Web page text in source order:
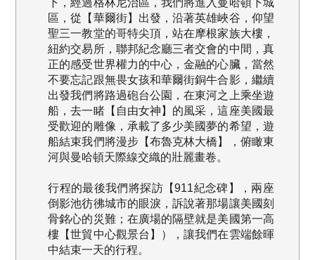
區，從【華爾街】出發，沿著英雄峽谷，仰望
聖三一教堂的哥特尖頂，站在摩根家族大樓，
紐約交易所，聯邦紀念廳三者交會的中間，真
正的感受世界權力的中心，金融的心臟，當然
不要忘記跟無畏女孩和華爾街銅牛合影，繼續
出發我們將路過砲台公園，在東河之上乘坐遊
船，去一睹【自由女神】的風采，這座美國最
受歡迎的雕像，承載了多少美國夢的希望，遊
船結束我們將漫步【布魯克林大橋】，俯瞰東
河與曼哈頓天際線交織的壯麗畫卷。
行程的最後我們將探訪【911紀念碑】，兩座
倒影池彷彿城市的眼淚，訴說著那場讓美國刻
骨銘心的災難；在廣場的隔壁就是美國第一高
樓【世貿中心觀景台】），讓我們在雲端餘暉
中結束一天的行程。